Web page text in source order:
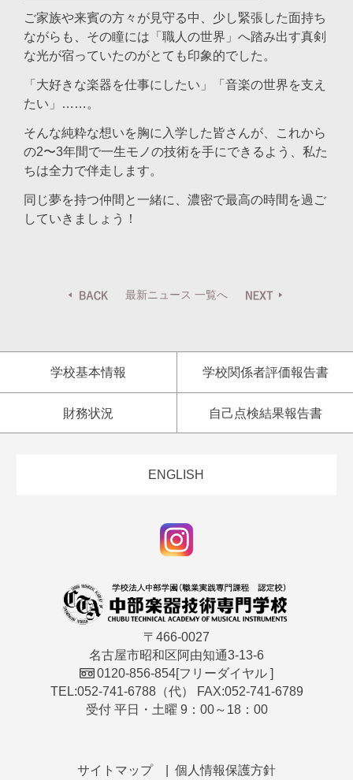
ご家族や来賓の方々が見守る中、少し緊張した面持ち
ながらも、その瞳には「職人の世界」へ踏み出す真剣
な光が宿っていたのがとても印象的でした。
「大好きな楽器を仕事にしたい」「音楽の世界を支え
たい」……。
そんな純粋な想いを胸に入学した皆さんが、これから
の2〜3年間で一生モノの技術を手にできるよう、私た
ちは全力で伴走します。
同じ夢を持つ仲間と一緒に、濃密で最高の時間を過ご
していきましょう！
最新ニュース 一覧へ
学校基本情報 学校関係者評価報告書
財務状況 自己点検結果報告書
ENGLISH
〒466-0027
名古屋市昭和区阿由知通3-13-6
0120-856-854[フリーダイヤル ]
TEL:052-741-6788（代） FAX:052-741-6789
受付 平日・土曜 9：00～18：00
サイトマップ 個人情報保護方針